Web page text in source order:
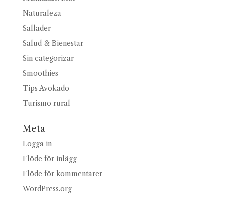
Naturaleza
Sallader
Salud & Bienestar
Sin categorizar
Smoothies
Tips Avokado
Turismo rural
Meta
Logga in
Flöde för inlägg
Flöde för kommentarer
WordPress.org